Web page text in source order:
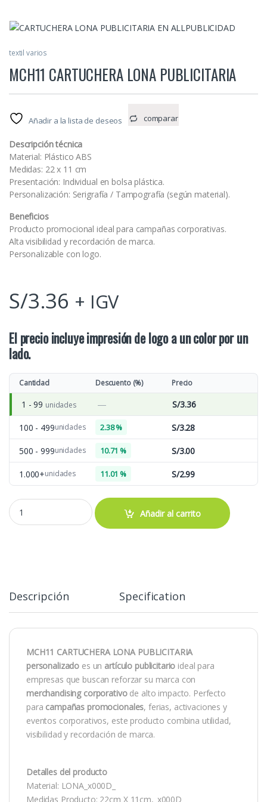
textil varios
MCH11 CARTUCHERA LONA PUBLICITARIA
Añadir a la lista de deseos comparar
Descripción técnica
Material: Plástico ABS
Medidas: 22 x 11 cm
Presentación: Individual en bolsa plástica.
Personalización: Serigrafía / Tampografía (según material).
Beneficios
Producto promocional ideal para campañas corporativas.
Alta visibilidad y recordación de marca.
Personalizable con logo.
S/3.36 + IGV
El precio incluye impresión de logo a un color por un
lado.
Cantidad Descuento (%) Precio
1 - 99 unidades — S/3.36
100 - 499unidades 2.38 % S/3.28
500 - 999unidades 10.71 % S/3.00
1.000+unidades 11.01 % S/2.99
MCH11 CARTUCHERA LONA PUBLICITARIA quantity
Añadir al carrito
Descripción Specification
MCH11 CARTUCHERA LONA PUBLICITARIA
personalizado es un artículo publicitario ideal para
empresas que buscan reforzar su marca con
merchandising corporativode alto impacto. Perfecto
para campañas promocionales, ferias, activaciones y
eventos corporativos, este producto combina utilidad,
visibilidad y recordación de marca.
Detalles del producto
Material: LONA_x000D_
Medidas Producto: 22cm X 11cm,_x000D_